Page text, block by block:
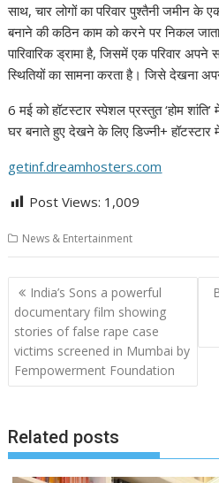
साथ, चार लोगों का परिवार पुश्तैनी जमीन
बनाने की कठिन काम को करने पर निकल
पारिवारिक ड्रामा है, जिसमें एक परिवार
स्थितियों का सामना करता है। जिसे देखना
6 मई को हॉटस्टार स्पेशल प्रस्तुत ‘होम
घर बनाते हुए देखने के लिए डिज्नी+
getinf.dreamhosters.com
Post Views: 1,009
News & Entertainment
Post
navigation
India’s Sons a powerful
documentary film showing
stories of false rape case
victims screened in Mumbai by
Fempowerment Foundation
Related posts